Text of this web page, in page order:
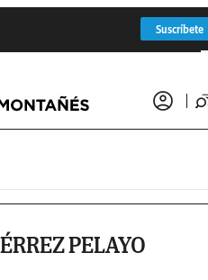
Suscríbete
PELAYO